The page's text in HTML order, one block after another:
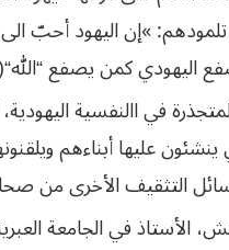
: »إناليهودأحبّالى
اليهوديكمنيصفع“الله
في االنفسية
ينشئون عليها أبناءهم
التثقيف الأخرى من
الأستاذ في الجامعة